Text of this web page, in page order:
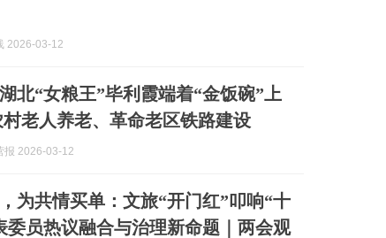
2026-03-12
北“女粮王”毕利霞端着“金饭碗”上
老人养老、革命老区铁路建设
报 2026-03-12
为共情买单：文旅“开门红”叩响“十
委员热议融合与治理新命题｜两会观